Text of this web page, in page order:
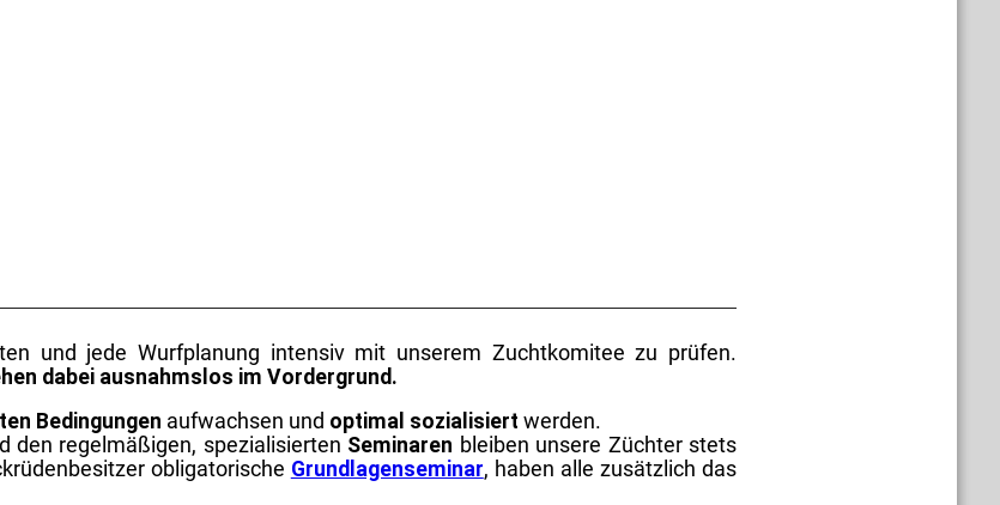
und jede Wurfplanung intensiv mit unserem Zuchtkomitee zu prüfen.
dabei ausnahmslos im Vordergrund.
Bedingungen aufwachsen und optimal sozialisiert werden.
den regelmäßigen, spezialisierten Seminaren bleiben unsere Züchter stets
obligatorische Grundlagenseminar, haben alle zusätzlich das